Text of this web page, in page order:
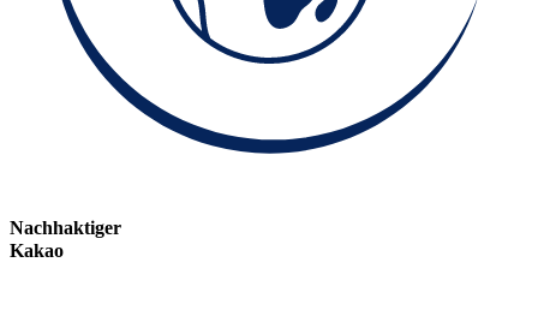
Nachhaktiger
Kakao